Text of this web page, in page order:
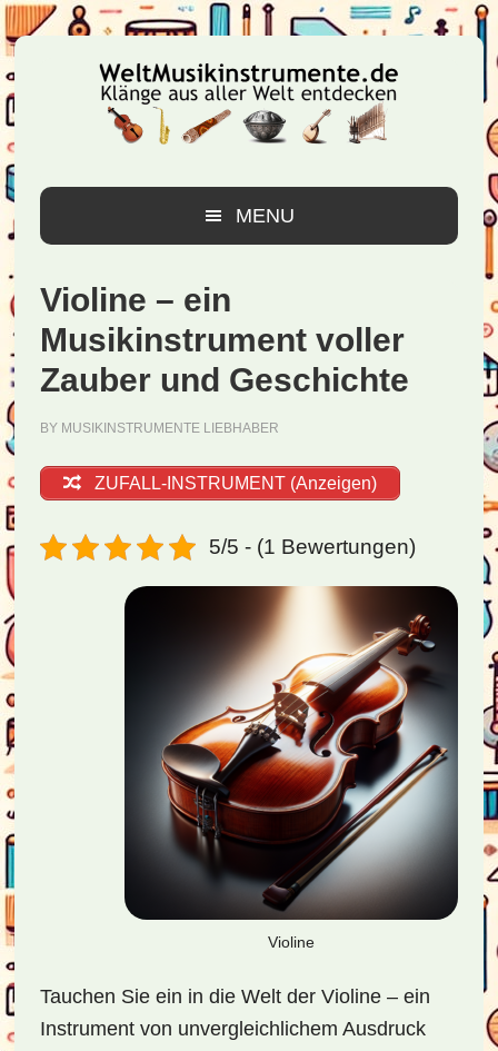
Zur
Hauptnavigation
springen
Zum
Inhalt
springen
Zur
Seitenspalte
springen
MENU
Violine – ein
Musikinstrument voller
Zauber und Geschichte
BY MUSIKINSTRUMENTE LIEBHABER
ZUFALL-INSTRUMENT (Anzeigen)
5/5 - (1 Bewertungen)
Violine
Tauchen Sie ein in die Welt der Violine – ein
Instrument von unvergleichlichem Ausdruck